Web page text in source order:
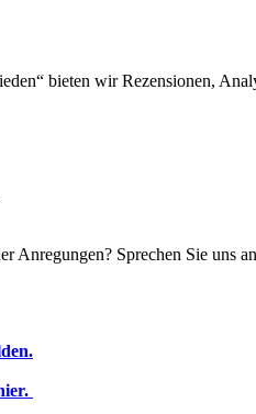
bieten wir Rezensionen,
Anregungen? Sprechen Sie uns